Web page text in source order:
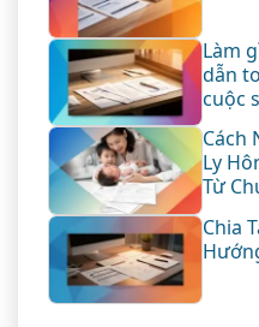
Làm
dẫn
cuộc
Cách
Ly
Từ
Chia